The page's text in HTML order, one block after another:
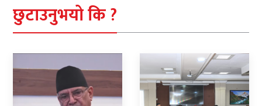
छुटाउनुभयो कि ?